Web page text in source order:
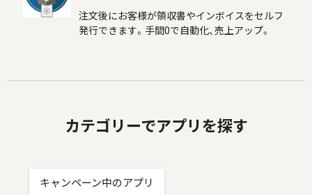
注文後にお客様が領収書やインボイスをセルフ
発行できます。手間0で自動化、売上アップ。
カテゴリーでアプリを探す
キャンペーン中のアプリ